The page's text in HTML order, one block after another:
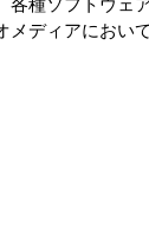
各種ソフトウェ
メディアにおい